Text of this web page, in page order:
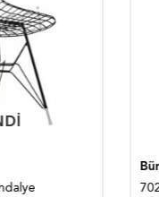
Bürocci
7020A-